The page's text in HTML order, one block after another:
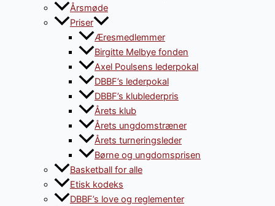
Årsmøde
Priser
Æresmedlemmer
Birgitte Melbye fonden
Axel Poulsens lederpokal
DBBF’s lederpokal
DBBF’s klublederpris
Årets klub
Årets ungdomstræner
Årets turneringsleder
Børne og ungdomsprisen
Basketball for alle
Etisk kodeks
DBBF’s love og reglementer